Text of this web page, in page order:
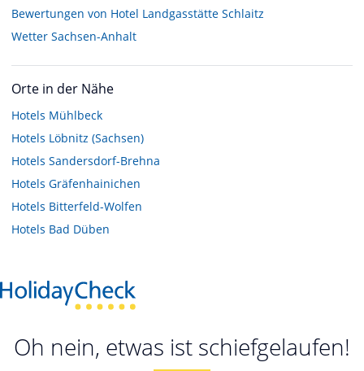
Bewertungen von Hotel Landgasstätte Schlaitz
Wetter Sachsen-Anhalt
Orte in der Nähe
Hotels Mühlbeck
Hotels Löbnitz (Sachsen)
Hotels Sandersdorf-Brehna
Hotels Gräfenhainichen
Hotels Bitterfeld-Wolfen
Hotels Bad Düben
Oh nein, etwas ist schiefgelaufen!